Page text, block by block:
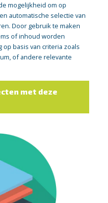
mogelijkheid om op
automatische selectie van
Door gebruik te maken
of inhoud worden
basis van criteria zoals
of andere relevante
met deze